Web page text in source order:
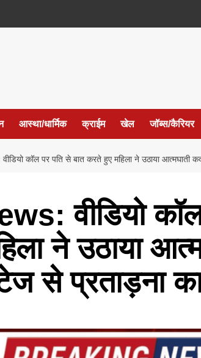
आस्था/धार्मिक क्राईम खेल जॉब्स/कैरियर
कॉल पर पति से बात करते हुए महिला ने उठाया
वीडियो
ने उठाया
से प्रताड़ना